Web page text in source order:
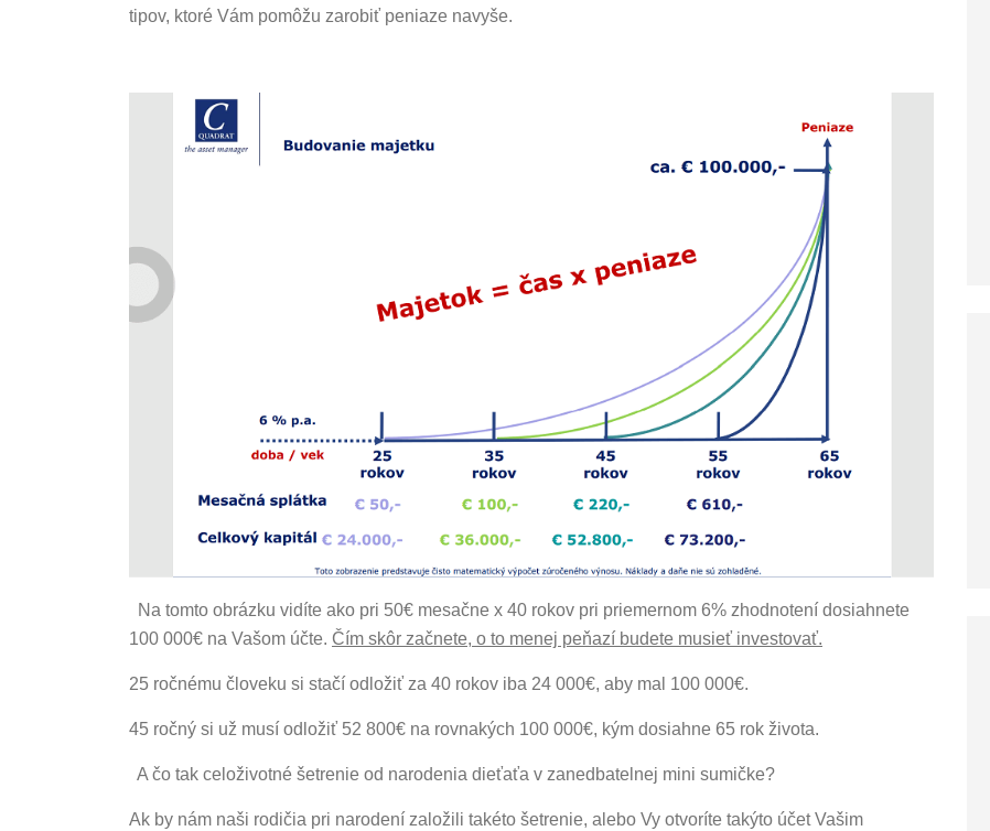
tipov, ktoré Vám pomôžu zarobiť peniaze navyše.
Na tomto obrázku vidíte ako pri 50€ mesačne x 40 rokov pri priemernom 6% zhodnotení dosiahnete
100 000€ na Vašom účte. Čím skôr začnete, o to menej peňazí budete musieť investovať.
25 ročnému človeku si stačí odložiť za 40 rokov iba 24 000€, aby mal 100 000€.
45 ročný si už musí odložiť 52 800€ na rovnakých 100 000€, kým dosiahne 65 rok života.
A čo tak celoživotné šetrenie od narodenia dieťaťa v zanedbatelnej mini sumičke?
Ak by nám naši rodičia pri narodení založili takéto šetrenie, alebo Vy otvoríte takýto účet Vašim